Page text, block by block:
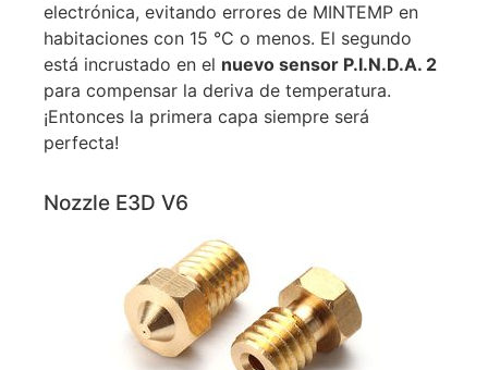
electrónica, evitando errores de MINTEMP en
habitaciones con 15 °C o menos. El segundo
está incrustado en el nuevo sensor P.I.N.D.A. 2
para compensar la deriva de temperatura.
¡Entonces la primera capa siempre será
perfecta!
Nozzle E3D V6